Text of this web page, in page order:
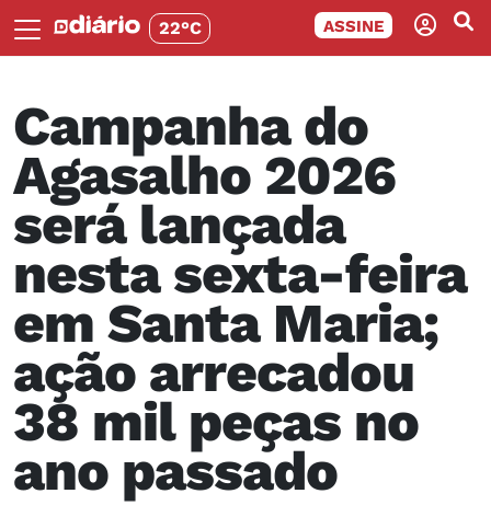
22°C ASSINE
Campanha do
Agasalho 2026
será lançada
nesta sexta-feira
em Santa Maria;
ação arrecadou
38 mil peças no
ano passado